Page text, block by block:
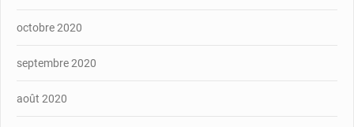
octobre 2020
septembre 2020
août 2020